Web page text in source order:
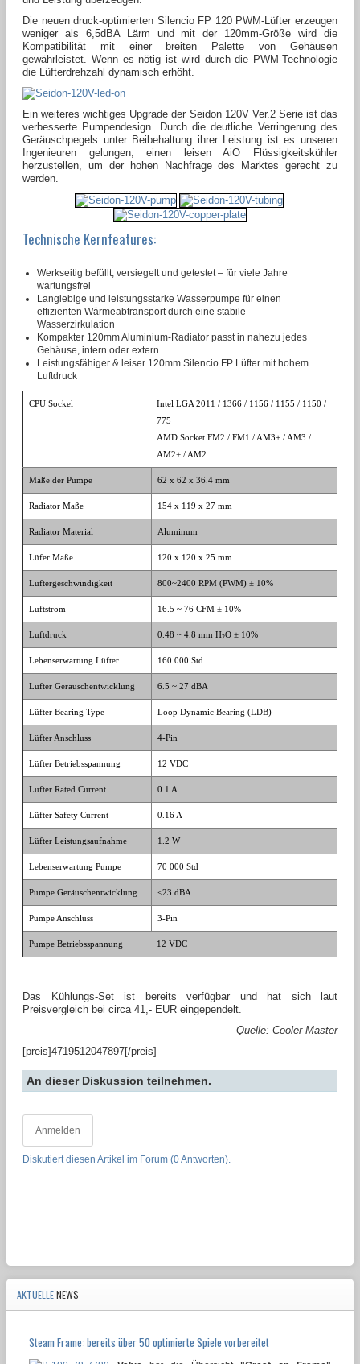
Die neuen druck-optimierten Silencio FP 120 PWM-Lüfter erzeugen
weniger als 6,5dBA Lärm und mit der 120mm-Größe wird die
Kompatibilität mit einer breiten Palette von Gehäusen
gewährleistet. Wenn es nötig ist wird durch die PWM-Technologie
die Lüfterdrehzahl dynamisch erhöht.
Ein weiteres wichtiges Upgrade der Seidon 120V Ver.2 Serie ist das
verbesserte Pumpendesign. Durch die deutliche Verringerung des
Geräuschpegels unter Beibehaltung ihrer Leistung ist es unseren
Ingenieuren gelungen, einen leisen AiO Flüssigkeitskühler
herzustellen, um der hohen Nachfrage des Marktes gerecht zu
werden.
Technische Kernfeatures:
Werkseitig befüllt, versiegelt und getestet – für viele Jahre
wartungsfrei
Langlebige und leistungsstarke Wasserpumpe für einen
effizienten Wärmeabtransport durch eine stabile
Wasserzirkulation
Kompakter 120mm Aluminium-Radiator passt in nahezu jedes
Gehäuse, intern oder extern
Leistungsfähiger & leiser 120mm Silencio FP Lüfter mit hohem
Luftdruck
CPU Sockel
Intel LGA 2011 / 1366 / 1156 / 1155 / 1150 /
775
AMD Socket FM2 / FM1 / AM3+ / AM3 /
AM2+ / AM2
Maße der Pumpe 62 x 62 x 36.4 mm
Radiator Maße 154 x 119 x 27 mm
Radiator Material Aluminum
Lüfer Maße 120 x 120 x 25 mm
Lüftergeschwindigkeit 800~2400 RPM (PWM) ± 10%
Luftstrom 16.5 ~ 76 CFM ± 10%
Luftdruck 0.48 ~ 4.8 mm H2O ± 10%
Lebenserwartung Lüfter 160 000 Std
Lüfter Geräuschentwicklung 6.5 ~ 27 dBA
Lüfter Bearing Type Loop Dynamic Bearing (LDB)
Lüfter Anschluss 4-Pin
Lüfter Betriebsspannung 12 VDC
Lüfter Rated Current 0.1 A
Lüfter Safety Current 0.16 A
Lüfter Leistungsaufnahme 1.2 W
Lebenserwartung Pumpe 70 000 Std
Pumpe Geräuschentwicklung <23 dBA
Pumpe Anschluss 3-Pin
Pumpe Betriebsspannung 12 VDC
Das Kühlungs-Set ist bereits verfügbar und hat sich laut
Preisvergleich bei circa 41,- EUR eingependelt.
Quelle: Cooler Master
[preis]4719512047897[/preis]
An dieser Diskussion teilnehmen.
Anmelden
Diskutiert diesen Artikel im Forum (0 Antworten).
AKTUELLENEWS
Steam Frame: bereits über 50 optimierte Spiele vorbereitet